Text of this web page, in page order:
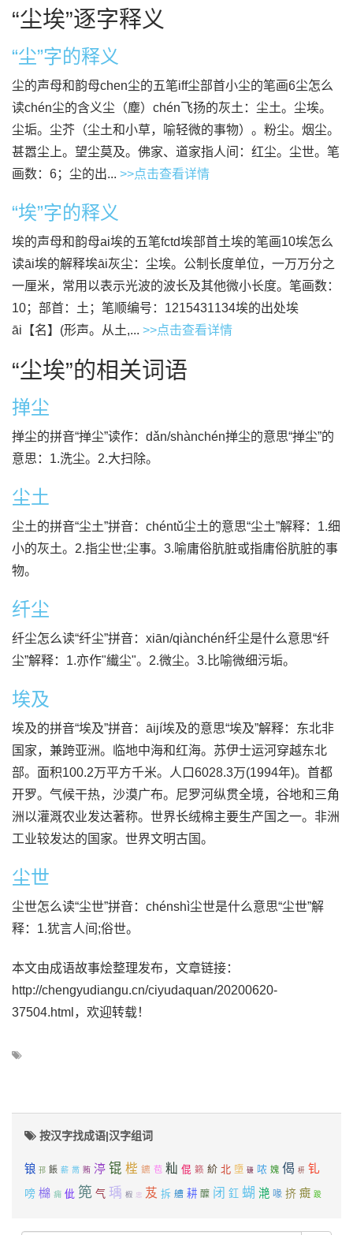
“尘埃”逐字释义
“尘”字的释义
尘的声母和韵母chen尘的五笔iff尘部首小尘的笔画6尘怎么
读chén尘的含义尘（塵）chén飞扬的灰土：尘土。尘埃。
尘垢。尘芥（尘土和小草，喻轻微的事物）。粉尘。烟尘。
甚嚣尘上。望尘莫及。佛家、道家指人间：红尘。尘世。笔
画数：6；尘的出... >>点击查看详情
“埃”字的释义
埃的声母和韵母ai埃的五笔fctd埃部首土埃的笔画10埃怎么
读āi埃的解释埃āi灰尘：尘埃。公制长度单位，一万万分之
一厘米，常用以表示光波的波长及其他微小长度。笔画数：
10；部首：土；笔顺编号：1215431134埃的出处埃
āi【名】(形声。从土,... >>点击查看详情
“尘埃”的相关词语
掸尘
掸尘的拼音“掸尘”读作：dǎn/shànchén掸尘的意思“掸尘”的
意思：1.洗尘。2.大扫除。
尘土
尘土的拼音“尘土”拼音：chéntǔ尘土的意思“尘土”解释：1.细
小的灰土。2.指尘世;尘事。3.喻庸俗肮脏或指庸俗肮脏的事
物。
纤尘
纤尘怎么读“纤尘”拼音：xiān/qiànchén纤尘是什么意思“纤
尘”解释：1.亦作"纎尘"。2.微尘。3.比喻微细污垢。
埃及
埃及的拼音“埃及”拼音：āijí埃及的意思“埃及”解释：东北非
国家，兼跨亚洲。临地中海和红海。苏伊士运河穿越东北
部。面积100.2万平方千米。人口6028.3万(1994年)。首都
开罗。气候干热，沙漠广布。尼罗河纵贯全境，谷地和三角
洲以灌溉农业发达著称。世界长绒棉主要生产国之一。非洲
工业较发达的国家。世界文明古国。
尘世
尘世怎么读“尘世”拼音：chénshì尘世是什么意思“尘世”解
释：1.犹言人间;俗世。
本文由成语故事烩整理发布，文章链接：
http://chengyudiangu.cn/ciyudaquan/20200620-
37504.html，欢迎转载！
按汉字找成语|汉字组词
锒 邘 餦 薪 黹 贿 渟 锟 梐 鑣 苞 籼 倱 籁 紒 北 墮 磏 哝 媿 偈 枅 钆
嗙 檰 痈 佌 篼 气 瑀 椵 忠 芨 拆 艚 耕 醾 闭 釭 蝴 滟 喙 挤 癍 踆